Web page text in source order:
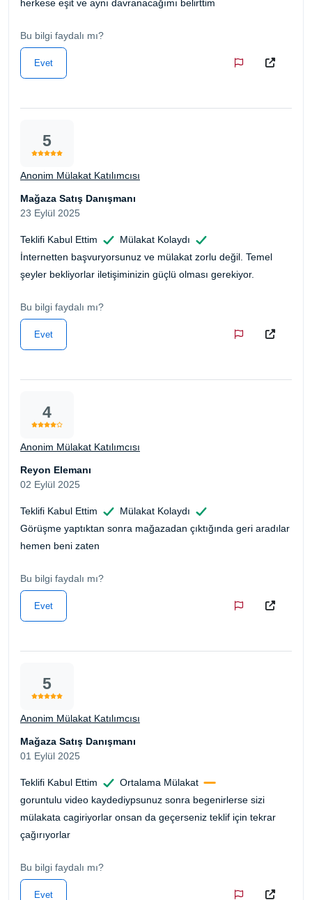
herkese eşit ve aynı davranacağımı belirttim
Bu bilgi faydalı mı?
Evet
5
Anonim Mülakat Katılımcısı
Mağaza Satış Danışmanı
23 Eylül 2025
Teklifi Kabul Ettim
Mülakat Kolaydı
İnternetten başvuryorsunuz ve mülakat zorlu değil. Temel
şeyler bekliyorlar iletişiminizin güçlü olması gerekiyor.
Bu bilgi faydalı mı?
Evet
4
Anonim Mülakat Katılımcısı
Reyon Elemanı
02 Eylül 2025
Teklifi Kabul Ettim
Mülakat Kolaydı
Görüşme yaptıktan sonra mağazadan çıktığında geri aradılar
hemen beni zaten
Bu bilgi faydalı mı?
Evet
5
Anonim Mülakat Katılımcısı
Mağaza Satış Danışmanı
01 Eylül 2025
Teklifi Kabul Ettim
Ortalama Mülakat
goruntulu video kaydediypsunuz sonra begenirlerse sizi
mülakata cagiriyorlar onsan da geçerseniz teklif için tekrar
çağırıyorlar
Bu bilgi faydalı mı?
Evet